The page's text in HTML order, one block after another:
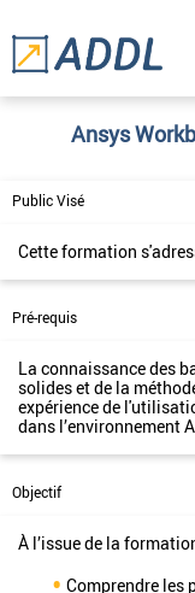
Ansys
Public Visé
Cette formation
Pré-requis
La connaissance des
solides et de la
expérience de
dans l’environnement
Objectif
À l’issue de la
Comprendre les